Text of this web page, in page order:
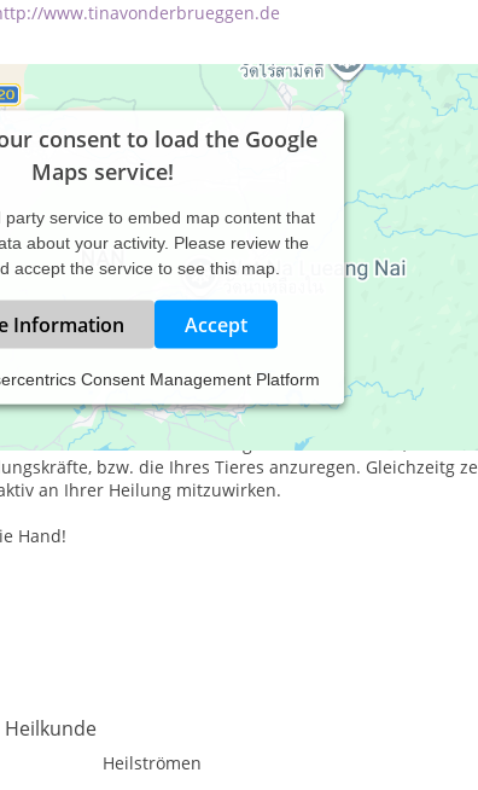
www.tinavonderbrueggen.de
consent to load the Google
Maps service!
party service to embed map content that
about your activity. Please review the
accept the service to see this map.
Information Accept
Consent Management Platform
eines jeden Lebewesens liegt mir am Herzen.
sich heilen! Meine Aufgabe sehe ich darin, mit
bzw. die Ihres Tieres anzuregen. Gleichzeitg
an Ihrer Heilung mitzuwirken.
Hand!
Heilströmen